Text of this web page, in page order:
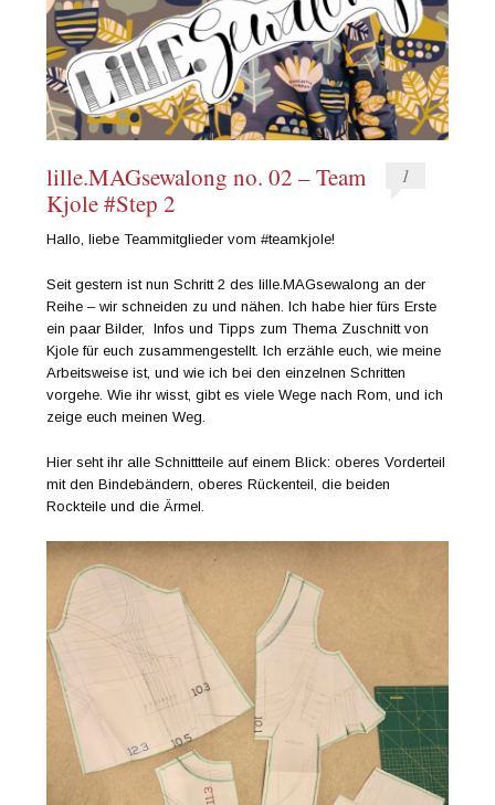
lille.MAGsewalong no. 02 – Team
Kjole #Step 2
1
Hallo, liebe Teammitglieder vom #teamkjole!
Seit gestern ist nun Schritt 2 des lille.MAGsewalong an der
Reihe – wir schneiden zu und nähen. Ich habe hier fürs Erste
ein paar Bilder, Infos und Tipps zum Thema Zuschnitt von
Kjole für euch zusammengestellt. Ich erzähle euch, wie meine
Arbeitsweise ist, und wie ich bei den einzelnen Schritten
vorgehe. Wie ihr wisst, gibt es viele Wege nach Rom, und ich
zeige euch meinen Weg.
Hier seht ihr alle Schnittteile auf einem Blick: oberes Vorderteil
mit den Bindebändern, oberes Rückenteil, die beiden
Rockteile und die Ärmel.